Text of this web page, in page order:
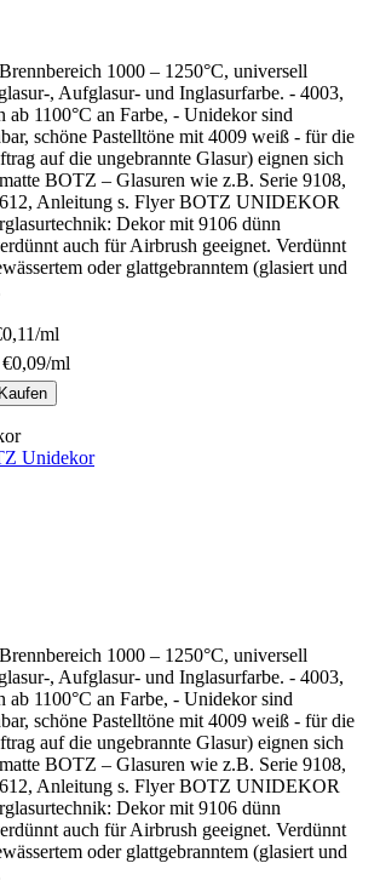
1000 – 1250°C, universell
, Aufglasur- und Inglasurfarbe. - 4003,
ab 1100°C an Farbe, - Unidekor sind
schöne Pastelltöne mit 4009 weiß - für die
auf die ungebrannte Glasur) eignen sich
BOTZ – Glasuren wie z.B. Serie 9108,
Anleitung s. Flyer BOTZ UNIDEKOR
Dekor mit 9106 dünn
auch für Airbrush geeignet. Verdünnt
oder glattgebranntem (glasiert und
ml
€0,09/ml
Kaufen
1000 – 1250°C, universell
, Aufglasur- und Inglasurfarbe. - 4003,
ab 1100°C an Farbe, - Unidekor sind
schöne Pastelltöne mit 4009 weiß - für die
auf die ungebrannte Glasur) eignen sich
BOTZ – Glasuren wie z.B. Serie 9108,
Anleitung s. Flyer BOTZ UNIDEKOR
Dekor mit 9106 dünn
auch für Airbrush geeignet. Verdünnt
oder glattgebranntem (glasiert und